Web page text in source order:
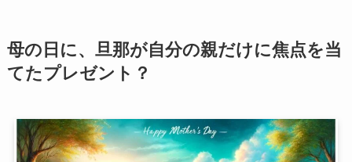
母の日に、旦那が自分の親だけに焦点を当
てたプレゼント？